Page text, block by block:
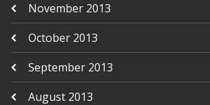
November 2013
October 2013
September 2013
August 2013